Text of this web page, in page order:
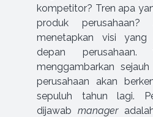
kompetitor? Tren apa
produk perusahaan?
menetapkan visi
depan
menggambarkan
perusahaan akan
sepuluh tahun lagi.
dijawabmanager